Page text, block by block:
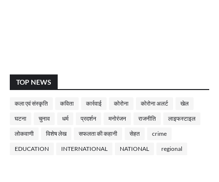
TOP NEWS
कला एवं संस्कृति कविता कार्रवाई कोरोना कोरोना अलर्ट खेल
घटना चुनाव धर्म प्रदर्शन मनोरंजन राजनीति लाइफस्टाइल
लोकवाणी विशेष लेख सफलता की कहानी सेहत crime
EDUCATION INTERNATIONAL NATIONAL regional